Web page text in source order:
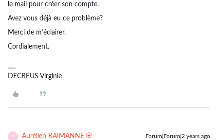
le mail pour créer son compte.
Avez vous déjà eu ce problème?
Merci de m’éclairer.
Cordialement.
DECREUS Virginie
A Aurélien RAIMANNE Forum|Forum|2 years ago